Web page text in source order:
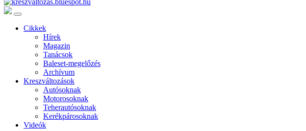
Cikkek
Hírek
Magazin
Tanácsok
Baleset-megelőzés
Archívum
Kreszváltozások
Autósoknak
Motorosoknak
Teherautósoknak
Kerékpárosoknak
Videók